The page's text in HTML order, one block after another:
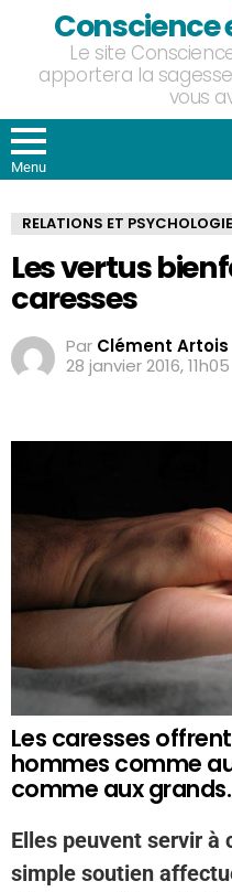
Conscience
Le site
apportera la
vous
Menu
RELATIONS ET PSYCHOLOGIE
Les vertus
caresses
Par Clément Artois
28 janvier 2016, 11h05
Les caresses
hommes comme
comme aux grands.
Elles peuvent servir à
simple soutien